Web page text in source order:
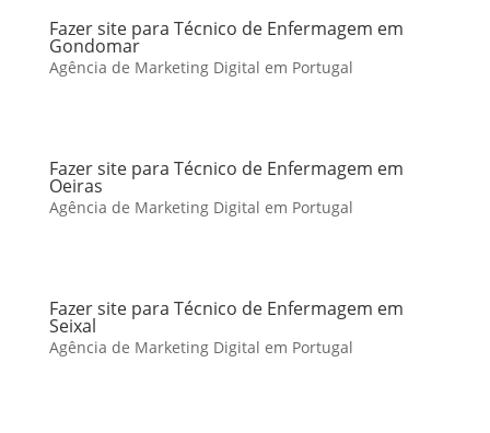
Fazer site para Técnico de Enfermagem em
Gondomar
Agência de Marketing Digital em Portugal
Fazer site para Técnico de Enfermagem em
Oeiras
Agência de Marketing Digital em Portugal
Fazer site para Técnico de Enfermagem em
Seixal
Agência de Marketing Digital em Portugal